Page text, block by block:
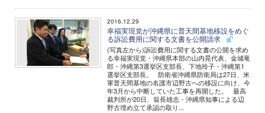
2016.12.29
幸福実現党が沖縄県に普天間基地移設をめぐ
る訴訟費用に関する文書を公開請求
(写真左から)訴訟費用に関する文書の公開を求め
る幸福実現党・沖縄県本部の山内晃代表、金城竜
郎・沖縄第3選挙区支部長、下地玲子・沖縄第1
選挙区支部長。 防衛省沖縄県防衛局は27日、米
軍普天間基地の名護市辺野古への移設に向け、今
年3月から中断していた工事を再開した。 最高
裁判所が20日、翁長雄志・沖縄県知事による辺
野古埋め立て承認の取り...